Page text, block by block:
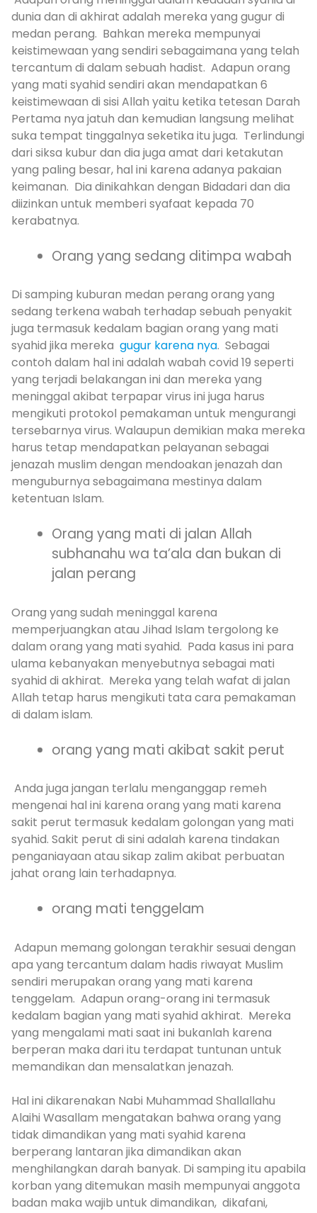
dunia dan di akhirat adalah mereka yang gugur di
medan perang. Bahkan mereka mempunyai
keistimewaan yang sendiri sebagaimana yang telah
tercantum di dalam sebuah hadist. Adapun orang
yang mati syahid sendiri akan mendapatkan 6
keistimewaan di sisi Allah yaitu ketika tetesan Darah
Pertama nya jatuh dan kemudian langsung melihat
suka tempat tinggalnya seketika itu juga. Terlindungi
dari siksa kubur dan dia juga amat dari ketakutan
yang paling besar, hal ini karena adanya pakaian
keimanan. Dia dinikahkan dengan Bidadari dan dia
diizinkan untuk memberi syafaat kepada 70
kerabatnya.
Orang yang sedang ditimpa wabah
Di samping kuburan medan perang orang yang
sedang terkena wabah terhadap sebuah penyakit
juga termasuk kedalam bagian orang yang mati
syahid jika mereka gugur karena nya. Sebagai
contoh dalam hal ini adalah wabah covid 19 seperti
yang terjadi belakangan ini dan mereka yang
meninggal akibat terpapar virus ini juga harus
mengikuti protokol pemakaman untuk mengurangi
tersebarnya virus. Walaupun demikian maka mereka
harus tetap mendapatkan pelayanan sebagai
jenazah muslim dengan mendoakan jenazah dan
menguburnya sebagaimana mestinya dalam
ketentuan Islam.
Orang yang mati di jalan Allah
subhanahu wa ta’ala dan bukan di
jalan perang
Orang yang sudah meninggal karena
memperjuangkan atau Jihad Islam tergolong ke
dalam orang yang mati syahid. Pada kasus ini para
ulama kebanyakan menyebutnya sebagai mati
syahid di akhirat. Mereka yang telah wafat di jalan
Allah tetap harus mengikuti tata cara pemakaman
di dalam islam.
orang yang mati akibat sakit perut
Anda juga jangan terlalu menganggap remeh
mengenai hal ini karena orang yang mati karena
sakit perut termasuk kedalam golongan yang mati
syahid. Sakit perut di sini adalah karena tindakan
penganiayaan atau sikap zalim akibat perbuatan
jahat orang lain terhadapnya.
orang mati tenggelam
Adapun memang golongan terakhir sesuai dengan
apa yang tercantum dalam hadis riwayat Muslim
sendiri merupakan orang yang mati karena
tenggelam. Adapun orang-orang ini termasuk
kedalam bagian yang mati syahid akhirat. Mereka
yang mengalami mati saat ini bukanlah karena
berperan maka dari itu terdapat tuntunan untuk
memandikan dan mensalatkan jenazah.
Hal ini dikarenakan Nabi Muhammad Shallallahu
Alaihi Wasallam mengatakan bahwa orang yang
tidak dimandikan yang mati syahid karena
berperang lantaran jika dimandikan akan
menghilangkan darah banyak. Di samping itu apabila
korban yang ditemukan masih mempunyai anggota
badan maka wajib untuk dimandikan, dikafani,